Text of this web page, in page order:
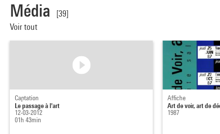
Média
[39]
Voir tout
Captation
Le passage à l'art
12-03-2012
01h 43min
Affiche
Art de voir, art de
1987